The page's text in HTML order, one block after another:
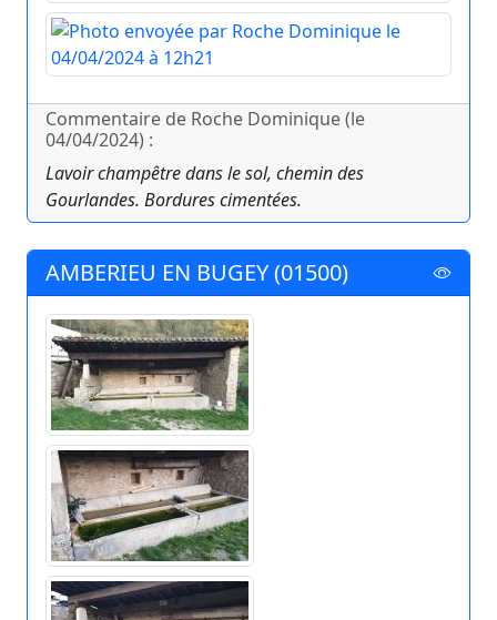
Commentaire de Roche Dominique (le
04/04/2024) :
Lavoir champêtre dans le sol, chemin des
Gourlandes. Bordures cimentées.
AMBERIEU EN BUGEY (01500)